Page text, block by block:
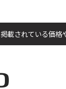
載されている価格